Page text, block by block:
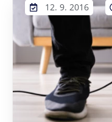
12. 9. 2016